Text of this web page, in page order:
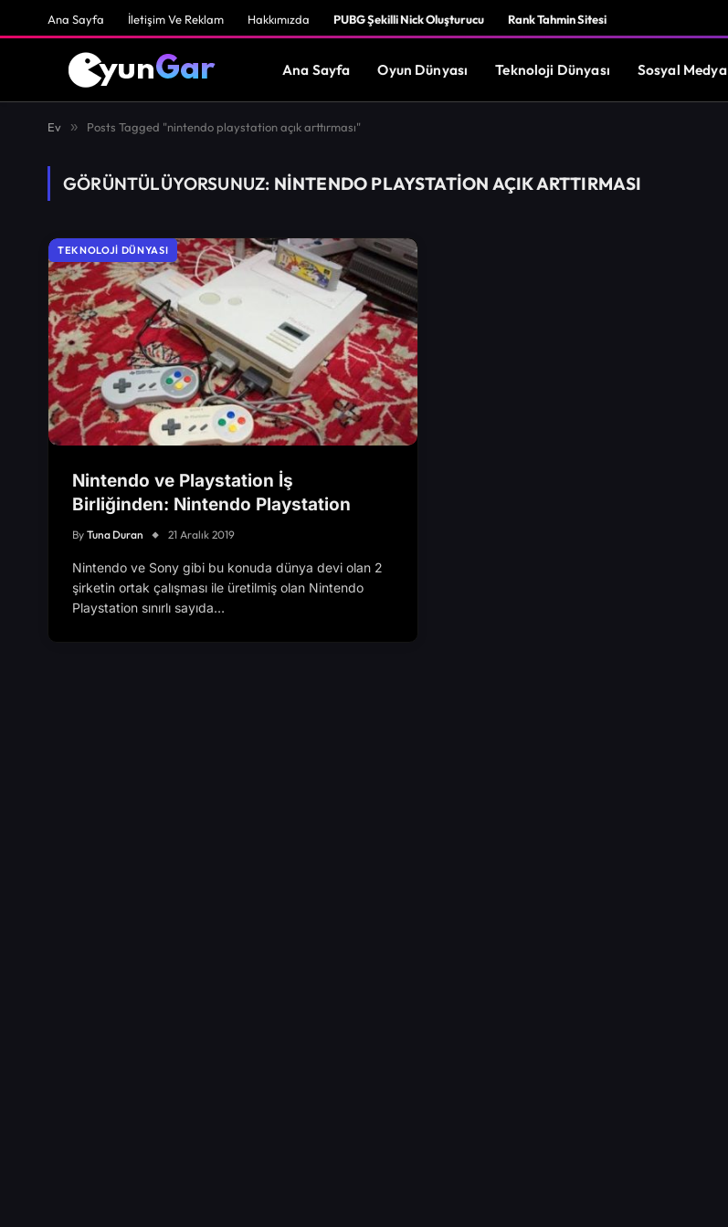
Ana Sayfa İletişim Ve Reklam Hakkımızda PUBG Şekilli Nick Oluşturucu Rank Tahmin Sitesi
Ana Sayfa Oyun Dünyası Teknoloji Dünyası Sosyal Medya
Ev » Posts Tagged "nintendo playstation açık arttırması"
GÖRÜNTÜLÜYORSUNUZ: NINTENDO PLAYSTATION AÇIK ARTTIRMASI
TEKNOLOJI DÜNYASI
Nintendo ve Playstation İş
Birliğinden: Nintendo Playstation
By Tuna Duran 21 Aralık 2019
Nintendo ve Sony gibi bu konuda dünya devi olan 2
şirketin ortak çalışması ile üretilmiş olan Nintendo
Playstation sınırlı sayıda…